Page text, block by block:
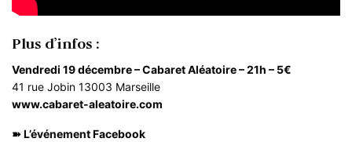
Plus d’infos :
Vendredi 19 décembre – Cabaret Aléatoire – 21h – 5€
41 rue Jobin 13003 Marseille
www.cabaret-aleatoire.com
➽L’événement Facebook